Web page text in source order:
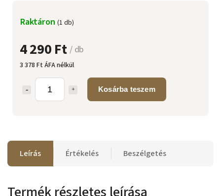
4 290 Ft/ db
3 378 Ft ÁFA nélkül
Kosárba teszem
Raktáron (1 db)
Leírás Értékelés Beszélgetés
Termék részletes leírása